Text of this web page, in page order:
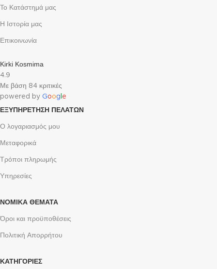
Το Κατάστημά μας
Η Ιστορία μας
Επικοινωνία
Kirki Kosmima
4.9
Με βάση 84 κριτικές
powered by Goog e
ΕΞΥΠΗΡΈΤΗΣΗ ΠΕΛΑΤΏΝ
Ο λογαριασμός μου
Μεταφορικά
Τρόποι πληρωμής
Υπηρεσίες
ΝΟΜΙΚΆ ΘΈΜΑΤΑ
Όροι και προϋποθέσεις
Πολιτική Απορρήτου
ΚΑΤΗΓΟΡΙΕΣ